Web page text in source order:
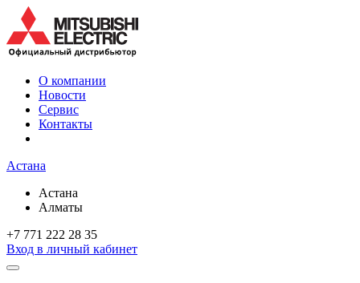
O компании
Новости
Сервис
Контакты
Астана
Астана
Алматы
+7 771 222 28 35
Вход в личный кабинет